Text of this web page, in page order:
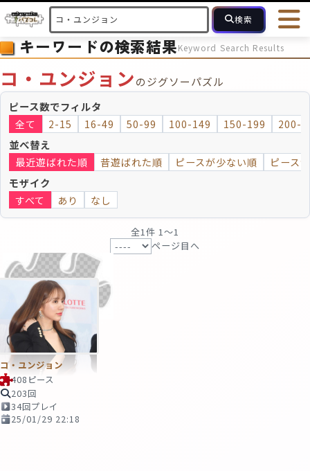
検索
HOME 会員登録
ログイン
ヘルプ
最近投稿され
ピース数 2～15 16～49 50～99 100
モザイク モザイクのみ
キーワードの検索結果Keyword Search Results
コ・ユンジョンのジグソーパズル
ピース数でフィルタ
全て 2-15 16-49 50-99 100-149 150-199 200-
並べ替え
最近遊ばれた順 昔遊ばれた順 ピースが少ない順 ピース
モザイク
すべて あり なし
全1件 1〜1
ページ目へ
コ・ユンジョン
408ピース
203回
34回プレイ
25/01/29 22:18